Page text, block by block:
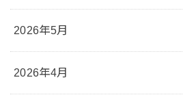
2026年5月
2026年4月